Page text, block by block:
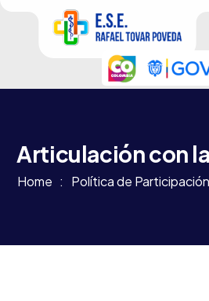
Articulación con
Home Política de